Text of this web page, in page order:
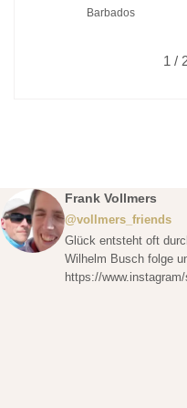
Barbados
1 /
Frank Vollmers
@vollmers_friends
Glück entsteht oft
Wilhelm Busch folge
https://